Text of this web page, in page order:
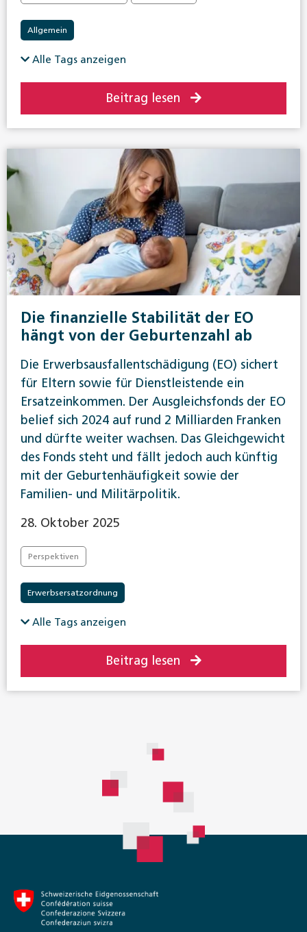
Allgemein
Alle Tags anzeigen
Beitrag lesen
Die finanzielle Stabilität der EO
hängt von der Geburtenzahl ab
Die Erwerbsausfallentschädigung (EO) sichert
für Eltern sowie für Dienstleistende ein
Ersatzeinkommen. Der Ausgleichsfonds der EO
belief sich 2024 auf rund 2 Milliarden Franken
und dürfte weiter wachsen. Das Gleichgewicht
des Fonds steht und fällt jedoch auch künftig
mit der Geburtenhäufigkeit sowie der
Familien- und Militärpolitik.
28. Oktober 2025
Perspektiven
Erwerbsersatzordnung
Alle Tags anzeigen
Beitrag lesen